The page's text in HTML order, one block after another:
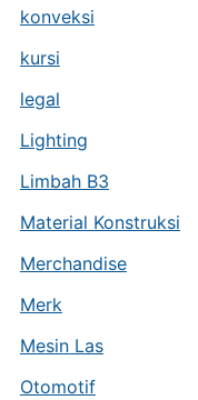
konveksi
kursi
legal
Lighting
Limbah B3
Material Konstruksi
Merchandise
Merk
Mesin Las
Otomotif